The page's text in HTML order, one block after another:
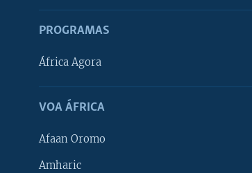
PROGRAMAS
África Agora
VOA ÁFRICA
Afaan Oromo
Amharic